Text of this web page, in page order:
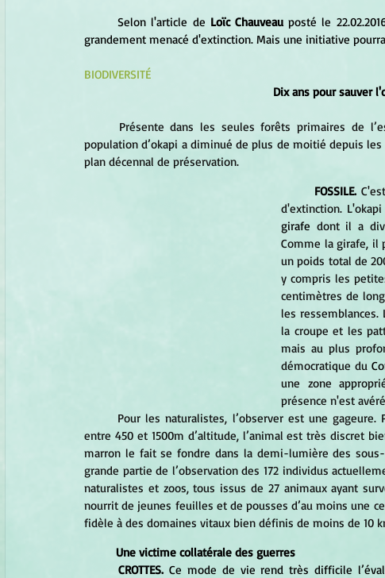
	Selon l'article de
Loïc Chauveau posté le
grandement menacé d'extinction. Mais une initiative
BIODIVERSITÉ
Dix ans pour sauver
Présente dans les seules forêts primaires de
population d’okapi a diminué de plus de moitié depuis
plan décennal de préservation.
FOSSILE.
d'extinction. L'okapi
girafe dont il a
Comme la girafe, il
un poids total de
y compris les
centimètres de
les
la croupe et les
mais au plus
démocratique du
une zone
présence n'est
Pour les naturalistes, l’observer est une
entre 450 et 1500m d’altitude, l’animal est très discret
marron le fait se fondre dans la demi-lumière des
grande partie de l’observation des 172 individus
naturalistes et zoos, tous issus de 27 animaux ayant
nourrit de jeunes feuilles et de pousses d’au moins une
fidèle à des domaines vitaux bien définis de moins de 10
Une victime collatérale des guerres
CROTTES. Ce mode de vie rend très difficile